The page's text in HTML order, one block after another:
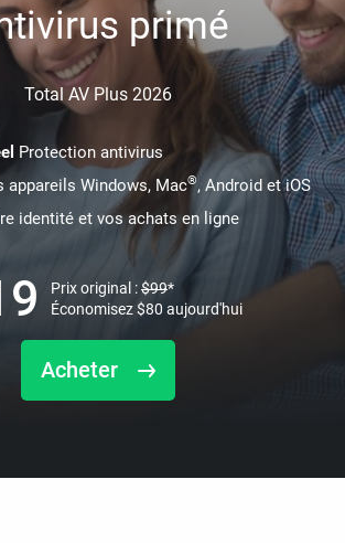
primé
Total AV Plus 2026
Protection antivirus
appareils Windows, Mac®, Android et iOS
identité et vos achats en ligne
Acheter
Prix original :$99*
Économisez$80 aujourd'hui